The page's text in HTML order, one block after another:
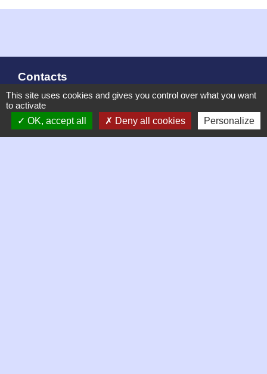
Contacts
Commune de Chambles
21 Place de la mairie, Le Bourg
42170 Chambles - FRANCE
This site uses cookies and gives you control over what you want
to activate
OK, accept all
Deny all cookies Personalize